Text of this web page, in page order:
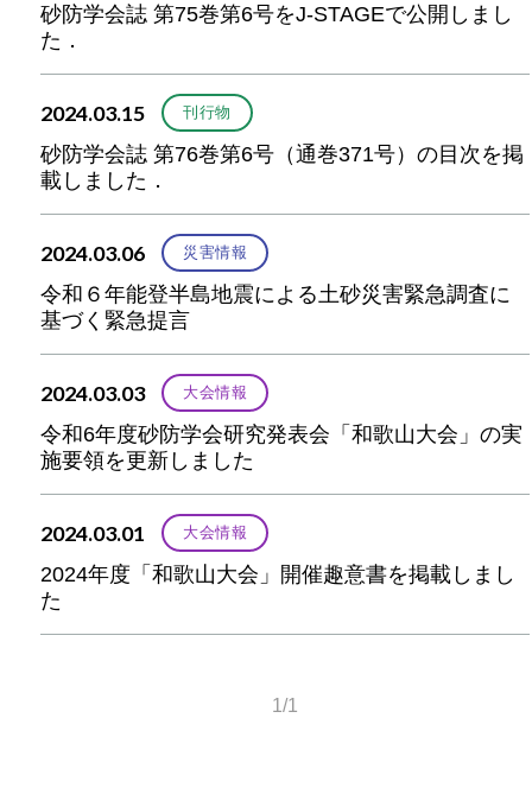
砂防学会誌 第75巻第6号をJ-STAGEで公開しまし
た．
2024.03.15 刊行物
砂防学会誌 第76巻第6号（通巻371号）の目次を掲
載しました．
2024.03.06 災害情報
令和６年能登半島地震による土砂災害緊急調査に
基づく緊急提言
2024.03.03 大会情報
令和6年度砂防学会研究発表会「和歌山大会」の実
施要領を更新しました
2024.03.01 大会情報
2024年度「和歌山大会」開催趣意書を掲載しまし
た
1/1